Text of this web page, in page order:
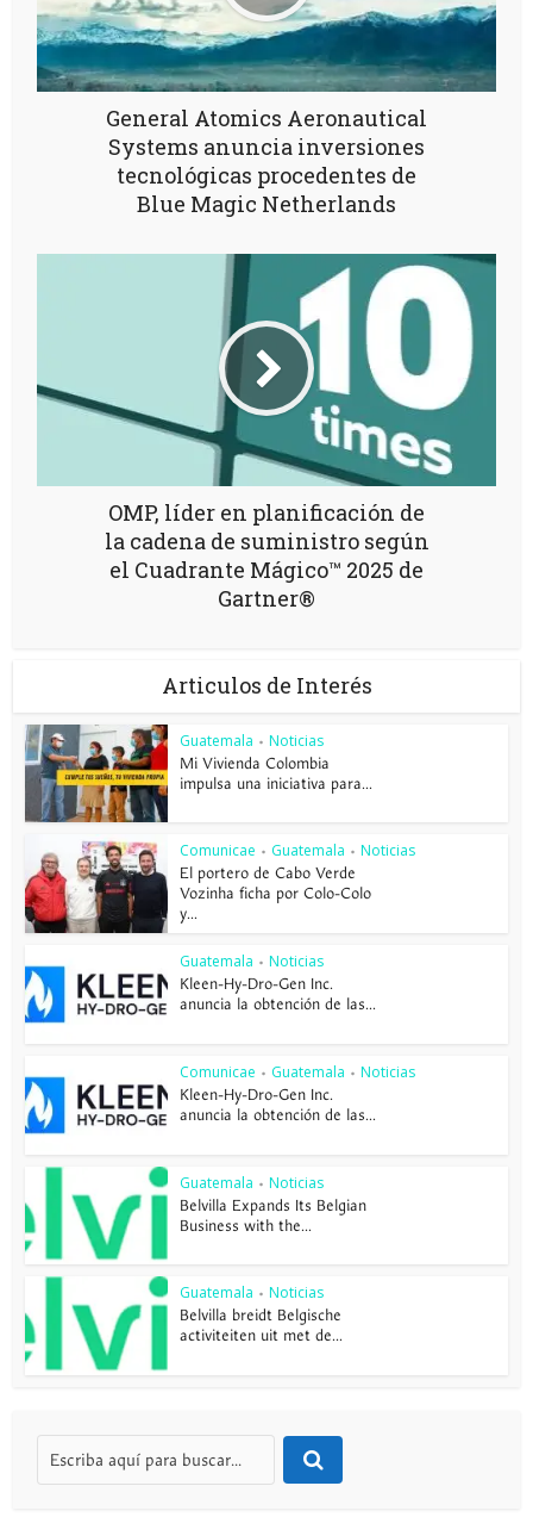
General Atomics Aeronautical
Systems anuncia inversiones
tecnológicas procedentes de
Blue Magic Netherlands
OMP, líder en planificación de
la cadena de suministro según
el Cuadrante Mágico™ 2025 de
Gartner®
Articulos de Interés
Guatemala • Noticias
Mi Vivienda Colombia
impulsa una iniciativa para...
Comunicae • Guatemala • Noticias
El portero de Cabo Verde
Vozinha ficha por Colo-Colo
y...
Guatemala • Noticias
Kleen-Hy-Dro-Gen Inc.
anuncia la obtención de las...
Comunicae • Guatemala • Noticias
Kleen-Hy-Dro-Gen Inc.
anuncia la obtención de las...
Guatemala • Noticias
Belvilla Expands Its Belgian
Business with the...
Guatemala • Noticias
Belvilla breidt Belgische
activiteiten uit met de...